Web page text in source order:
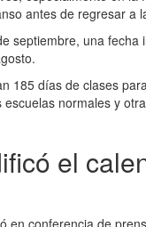
antes de regresar a
septiembre, una
185 días de clases
normales y
el
en conferencia de